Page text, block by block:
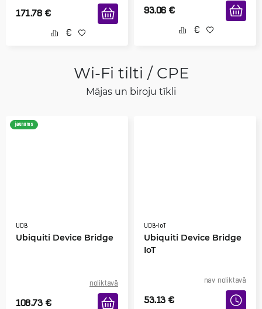
171.78 € 93.06 €
Wi-Fi tilti / CPE
Mājas un biroju tīkli
jaunums
UDB
Ubiquiti Device Bridge
noliktavā
108.73 €
UDB-IoT
Ubiquiti Device Bridge
IoT
nav noliktavā
53.13 €